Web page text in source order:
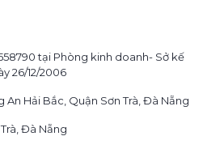
tại Phòng kinh doanh- Sở kế
26/12/2006
An Hải Bắc, Quận Sơn Trà, Đà Nẵng
Đà Nẵng